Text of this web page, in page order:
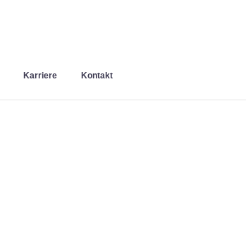
Karriere Kontakt